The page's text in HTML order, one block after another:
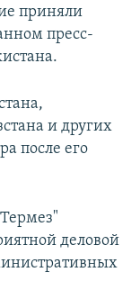
приняли
пресс-
и других
после его
деловой